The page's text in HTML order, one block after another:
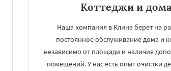
Коттеджи и дома
Наша компания в Клине берет на
постоянное обслуживание дома и
независимо от площади и наличия
помещений. У нас есть опыт очистки